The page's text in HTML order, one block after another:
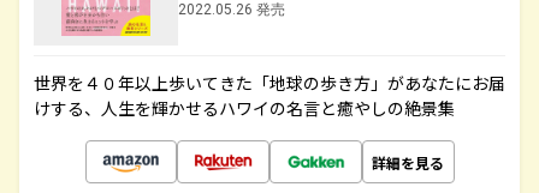
2022.05.26 発売
世界を４０年以上歩いてきた「地球の歩き方」があなたにお届
けする、人生を輝かせるハワイの名言と癒やしの絶景集
詳細を見る